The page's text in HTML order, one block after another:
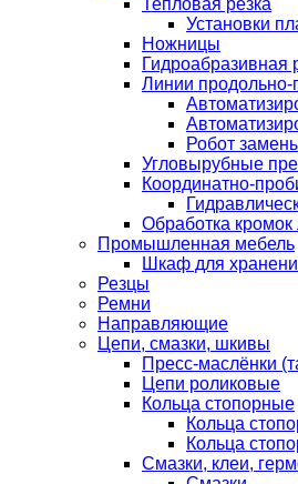
Тепловая резка
Установки
Ножницы
Гидроабразивная
Линии продольно-
Робот
Угловырубные
Координатно-
Обработка кромок
Промышленная мебель
Шкаф для
Резцы
Ремни
Направляющие
Цепи, смазки, шкивы
Пресс-маслёнки
Цепи роликовые
Кольца стопорные
Кольца
Кольца
Смазки, клеи,